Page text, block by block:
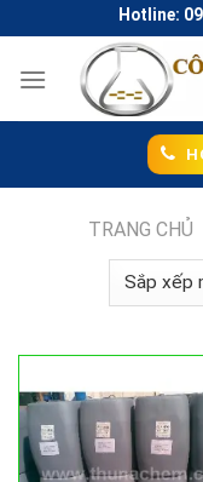
to
content
Hotline:
TRANG CHỦ